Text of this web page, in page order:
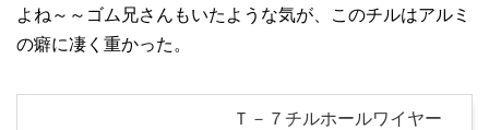
よね～～ゴム兄さんもいたような気が、このチルはアルミ
の癖に凄く重かった。
Ｔ－７チルホールワイヤー